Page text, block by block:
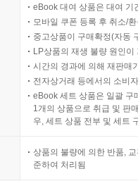
eBook 대여 상품은 대여 기
모바일 쿠폰 등록 후 취소/
중고상품이 구매확정(자동
LP상품의 재생 불량 원인
시간의 경과에 의해 재판매
전자상거래 등에서의 소비
eBook 세트 상품은 일괄 구
1개의 상품으로 취급 및 판
우, 세트 상품 전부 및 세트
상품의 불량에 의한 반품,
준하여 처리됨